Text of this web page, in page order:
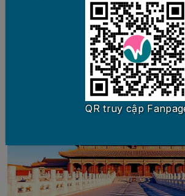
Quốc Trọn Gói
QR truy cập